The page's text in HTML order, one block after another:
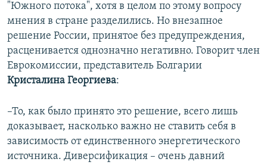
"Южного потока", хотя в целом по этому вопросу
мнения в стране разделились. Но внезапное
решение России, принятое без предупреждения,
расценивается однозначно негативно. Говорит член
Еврокомиссии, представитель Болгарии
Кристалина Георгиева:
–То, как было принято это решение, всего лишь
доказывает, насколько важно не ставить себя в
зависимость от единственного энергетического
источника. Диверсификация – очень давний